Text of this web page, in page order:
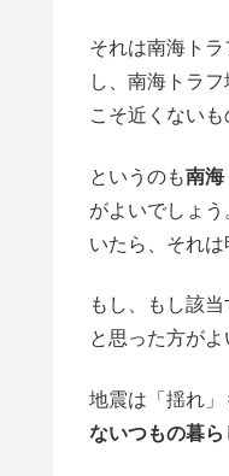
それは南海ト
し、南海トラ
こそ近くない
というのも南海
がよいでしょ
いたら、それ
もし、もし該
と思った方がよ
地震は「揺れ」
ないつもの暮